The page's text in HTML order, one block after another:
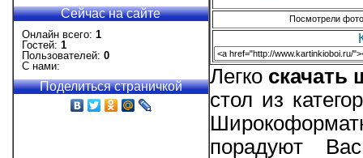
Сейчас на сайте
Онлайн всего: 1
Гостей: 1
Пользователей: 0
С нами:
Поделиться страничкой
Посмотрели
Легко
стол из
порадуют